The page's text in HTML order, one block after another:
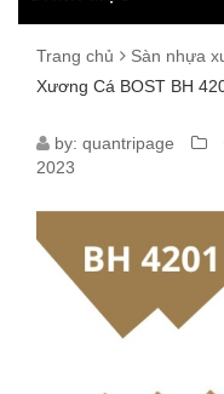
Trang chủ Sàn nhựa
Xương Cá BOST BH
SÀN
XƯƠNG
CÁ
BOST
by: quantripage
2023